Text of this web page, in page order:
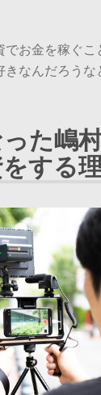
お金を稼ぐこ
きなんだろうな
た嶋
する